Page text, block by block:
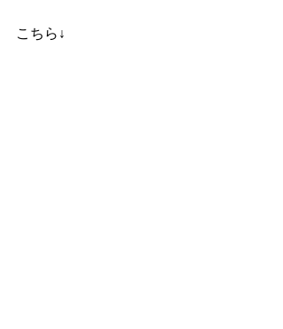
こちら↓